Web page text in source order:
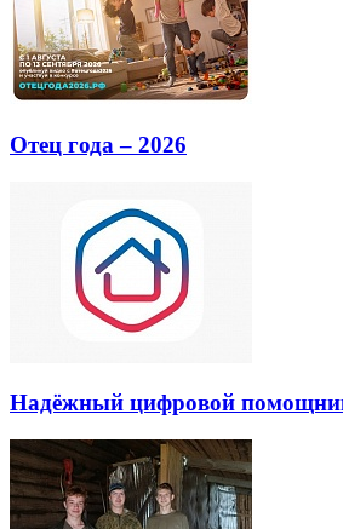
Отец года – 2026
Надёжный цифровой